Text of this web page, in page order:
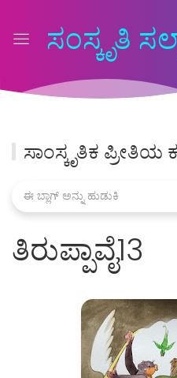
ಸಂಸ್ಕೃತಿ
ಸಾಂಸ್ಕೃತಿಕ ಪ್ರೀತಿಯ
ತಿರುಪ್ಪಾವೈ13